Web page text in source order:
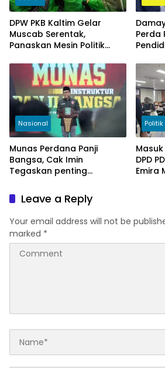
DPW PKB Kaltim Gelar
Muscab Serentak,
Panaskan Mesin Politik
Perda
Nasional
Munas Perdana Panji
Bangsa, Cak Imin
Tegaskan penting
Bangsa sebagai badan
otonom PKB
Politik
DPD
Emira
Leave a Reply
Your email address will not be
marked *